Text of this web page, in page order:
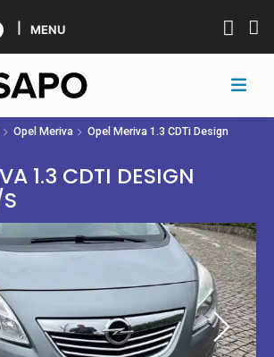
MENU
Opel Meriva
Opel Meriva 1.3 CDTi Design
1.3 CDTI DESIGN